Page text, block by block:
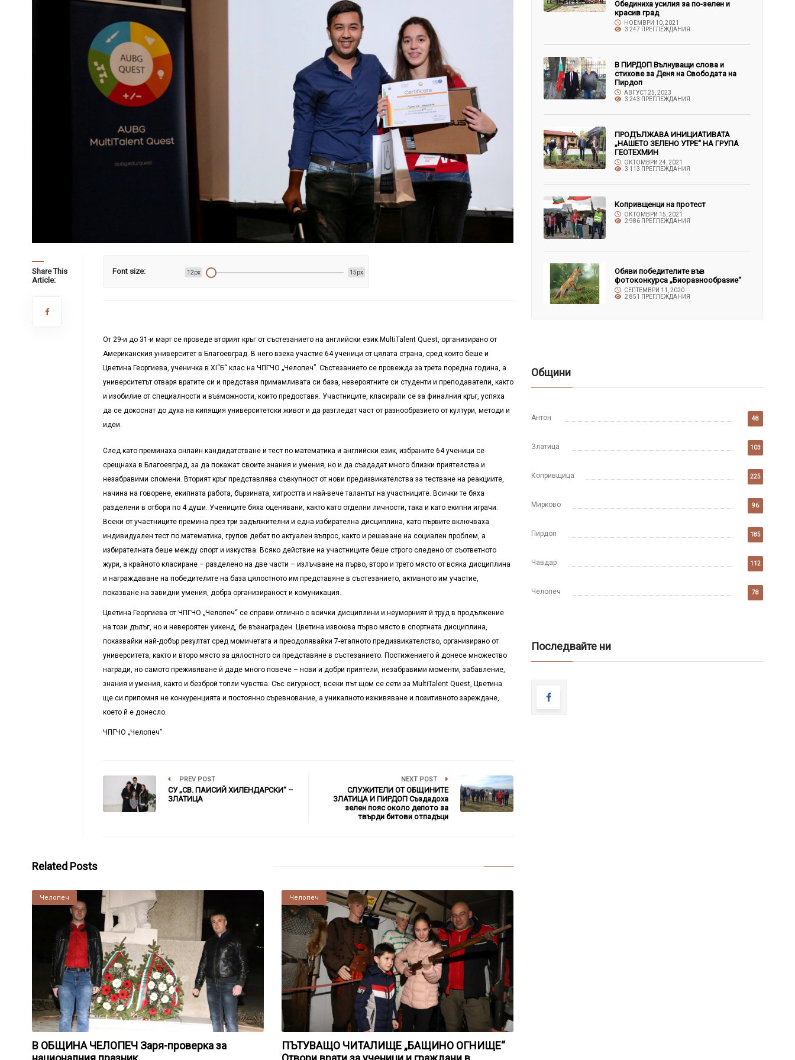
Share This
Article:
Font size: 12px 15px
От 29-и до 31-и март се проведе вторият кръг от състезанието на английски език MultiTalent Quest, организирано от
Американския университет в Благоевград. В него взеха участие 64 ученици от цялата страна, сред които беше и
Цветина Георгиева, ученичка в XI“Б“ клас на ЧПГЧО „Челопеч”. Състезанието се провежда за трета поредна година, а
университетът отваря вратите си и представя примамливата си база, невероятните си студенти и преподаватели, както
и изобилие от специалности и възможности, които предоставя. Участниците, класирали се за финалния кръг, успяха
да се докоснат до духа на кипящия университетски живот и да разгледат част от разнообразието от култури, методи и
идеи.
След като преминаха онлайн кандидатстване и тест по математика и английски език, избраните 64 ученици се
срещнаха в Благоевград, за да покажат своите знания и умения, но и да създадат много близки приятелства и
незабравими спомени. Вторият кръг представлява съвкупност от нови предизвикателства за тестване на реакциите,
начина на говорене, екипната работа, бързината, хитростта и най-вече талантът на участниците. Всички те бяха
разделени в отбори по 4 души. Учениците бяха оценявани, както като отделни личности, така и като екипни играчи.
Всеки от участниците премина през три задължителни и една избирателна дисциплина, като първите включваха
индивидуален тест по математика, групов дебат по актуален въпрос, както и решаване на социален проблем, а
избирателната беше между спорт и изкуства. Всяко действие на участниците беше строго следено от съответното
жури, а крайното класиране – разделено на две части – излъчване на първо, второ и трето място от всяка дисциплина
и награждаване на победителите на база цялостното им представяне в състезанието, активното им участие,
показване на завидни умения, добра организираност и комуникация.
Цветина Георгиева от ЧПГЧО „Челопеч“ се справи отлично с всички дисциплини и неуморният й труд в продължение
на този дълъг, но и невероятен уикенд, бе възнаграден. Цветина извоюва първо място в спортната дисциплина,
показвайки най-добър резултат сред момичетата и преодолявайки 7-етапното предизвикателство, организирано от
университета, както и второ място за цялостното си представяне в състезанието. Постижението й донесе множество
награди, но самото преживяване й даде много повече – нови и добри приятели, незабравими моменти, забавление,
знания и умения, както и безброй топли чувства. Със сигурност, всеки път щом се сети за MultiTalent Quest, Цветина
ще си припомня не конкуренцията и постоянно съревнование, а уникалното изживяване и позитивното зареждане,
което й е донесло.
ЧПГЧО „Челопеч”
PREV POST
СУ „СВ. ПАИСИЙ ХИЛЕНДАРСКИ“ –
ЗЛАТИЦА
NEXT POST
СЛУЖИТЕЛИ ОТ ОБЩИНИТЕ
ЗЛАТИЦА И ПИРДОП Създадоха
зелен пояс около депото за
твърди битови отпадъци
Related Posts
Челопеч
В ОБЩИНА ЧЕЛОПЕЧ Заря-проверка за
Челопеч
ПЪТУВАЩО ЧИТАЛИЩЕ „БАЩИНО ОГНИЩЕ“
Обединиха усилия за по-зелен и
красив град
НОЕМВРИ 10, 2021
3 247 ПРЕГЛЕЖДАНИЯ
В ПИРДОП Вълнуващи слова и
стихове за Деня на Свободата на
Пирдоп
АВГУСТ 25, 2023
3 243 ПРЕГЛЕЖДАНИЯ
ПРОДЪЛЖАВА ИНИЦИАТИВАТА
„НАШЕТО ЗЕЛЕНО УТРЕ“ НА ГРУПА
ГЕОТЕХМИН
ОКТОМВРИ 24, 2021
3 113 ПРЕГЛЕЖДАНИЯ
Копривщенци на протест
ОКТОМВРИ 15, 2021
2 986 ПРЕГЛЕЖДАНИЯ
Обяви победителите във
фотоконкурса „Биоразнообразие“
СЕПТЕМВРИ 11, 2020
2 851 ПРЕГЛЕЖДАНИЯ
Общини
Антон 48
Златица 103
Копривщица 225
Мирково 96
Пирдоп 185
Чавдар 112
Челопеч 78
Последвайте ни